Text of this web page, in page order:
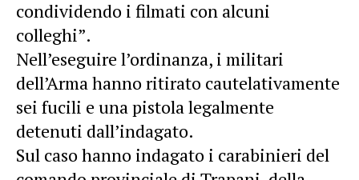
condividendo i filmati con alcuni
colleghi”.
Nell’eseguire l’ordinanza, i militari
dell’Arma hanno ritirato cautelativamente
sei fucili e una pistola legalmente
detenuti dall’indagato.
Sul caso hanno indagato i carabinieri del